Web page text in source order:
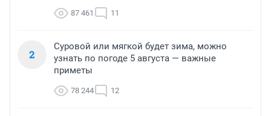
87 461 11
2
Суровой или мягкой будет зима, можно
узнать по погоде 5 августа — важные
приметы
78 244 12